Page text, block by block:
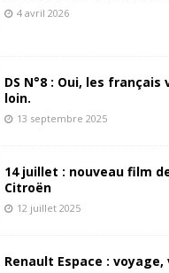
4 avril 2026
DS N°8 : Oui, les
loin.
13 septembre 2025
14 juillet : nouveau film
Citroën
12 juillet 2025
Renault Espace :